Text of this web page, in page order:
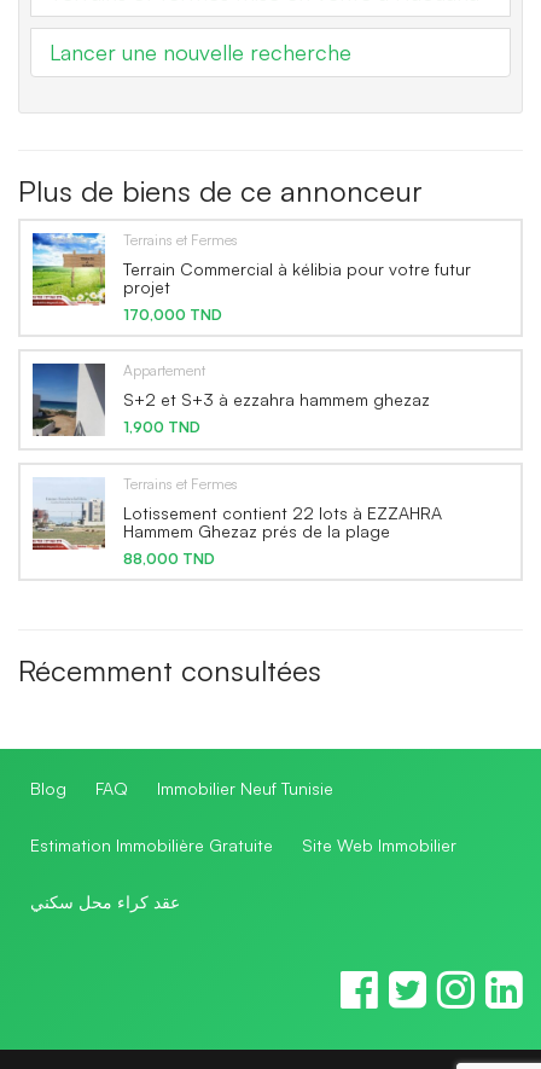
Lancer une nouvelle recherche
Plus de biens de ce annonceur
Terrains et Fermes
Terrain Commercial à kélibia pour votre futur
projet
170,000 TND
Appartement
S+2 et S+3 à ezzahra hammem ghezaz
1,900 TND
Terrains et Fermes
Lotissement contient 22 lots à EZZAHRA
Hammem Ghezaz prés de la plage
88,000 TND
Récemment consultées
Blog FAQ Immobilier Neuf Tunisie
Estimation Immobilière Gratuite Site Web Immobilier
عقد كراء محل سكني